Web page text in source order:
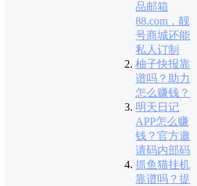
品邮箱
88.com，靓
号商城还能
私人订制
柚子快报靠
谱吗？助力
怎么赚钱？
明天日记
APP怎么赚
钱？官方邀
请码内部码
抓鱼猫挂机
靠谱吗？提